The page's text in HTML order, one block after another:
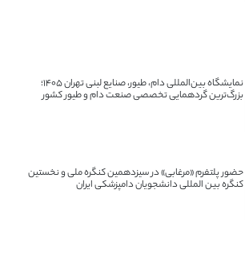
نمایشگاه بین‌المللی دام، طیور، صنایع لبنی تهران ۱۴۰۵؛
بزرگ‌ترین گردهمایی تخصصی صنعت دام و طیور کشور
حضور پلتفرم «مرغابی» در سیزدهمین کنگره ملی و نخستین
کنگره بین ‌المللی دانشجویان دامپزشکی ایران